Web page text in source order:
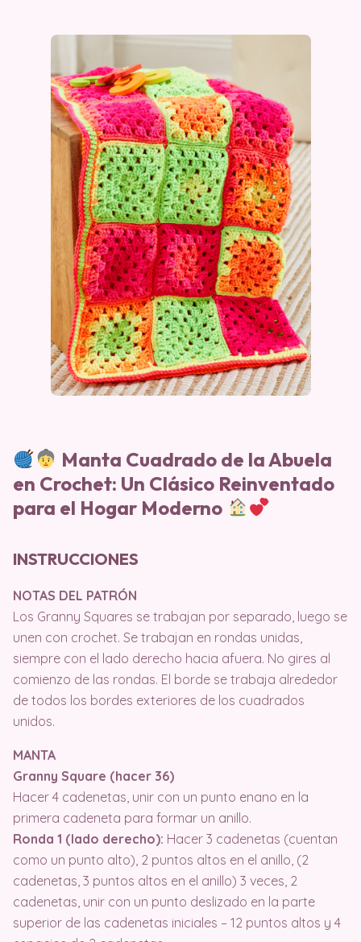
Manta Cuadrado de la Abuela
en Crochet: Un Clásico Reinventado
para el Hogar Moderno
INSTRUCCIONES
NOTAS DEL PATRÓN
Los Granny Squares se trabajan por separado, luego se
unen con crochet. Se trabajan en rondas unidas,
siempre con el lado derecho hacia afuera. No gires al
comienzo de las rondas. El borde se trabaja alrededor
de todos los bordes exteriores de los cuadrados
unidos.
MANTA
Granny Square (hacer 36)
Hacer 4 cadenetas, unir con un punto enano en la
primera cadeneta para formar un anillo.
Ronda 1 (lado derecho): Hacer 3 cadenetas (cuentan
como un punto alto), 2 puntos altos en el anillo, (2
cadenetas, 3 puntos altos en el anillo) 3 veces, 2
cadenetas, unir con un punto deslizado en la parte
superior de las cadenetas iniciales – 12 puntos altos y 4